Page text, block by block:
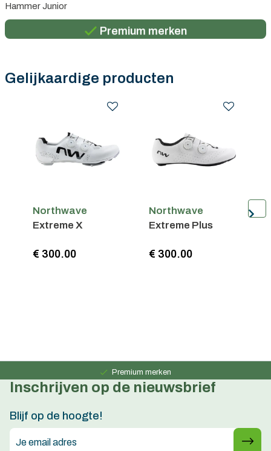
Hammer JuniorGratis verzending in België vanaf €100
Premium merken
Gelijkaardige producten
Northwave
Extreme X
€ 300.00
Northwave
Extreme Plus
€ 300.00
Premium merken
Persoonlijk advies
Inschrijven op de nieuwsbrief
Blijf op de hoogte!